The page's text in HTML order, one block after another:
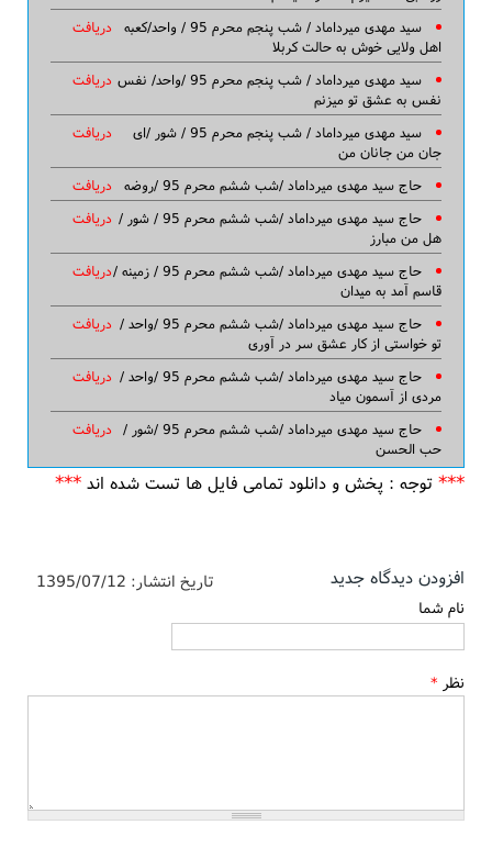
دریافت
سید مهدی میرداماد / شب پنجم محرم 95 / واحد/کعبه
اهل ولایی خوش به حالت کربلا
دریافت سید مهدی میرداماد / شب پنجم محرم 95 /واحد/ نفس
نفس به عشق تو میزنم
دریافت
سید مهدی میرداماد / شب پنجم محرم 95 / شور /ای
جان من جانان من
دریافت
حاج سید مهدی میرداماد /شب ششم محرم 95 /روضه
دریافت حاج سید مهدی میرداماد /شب ششم محرم 95 / شور /
هل من مبارز
دریافتحاج سید مهدی میرداماد /شب ششم محرم 95 / زمینه /
قاسم آمد به میدان
دریافت حاج سید مهدی میرداماد /شب ششم محرم 95 /واحد /
تو خواستی از کار عشق سر در آوری
دریافت حاج سید مهدی میرداماد /شب ششم محرم 95 /واحد /
مردی از آسمون میاد
دریافت حاج سید مهدی میرداماد /شب ششم محرم 95 /شور /
حب الحسن
*** توجه : پخش و دانلود تمامی فایل ها تست شده اند ***
تاریخ انتشار: 1395/07/12 افزودن دیدگاه جدید
نام شما
نظر *